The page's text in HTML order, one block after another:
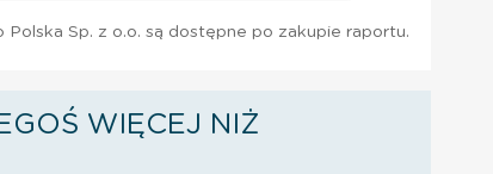
Sp. z o.o. są dostępne po zakupie raportu.
WIĘCEJ NIŻ